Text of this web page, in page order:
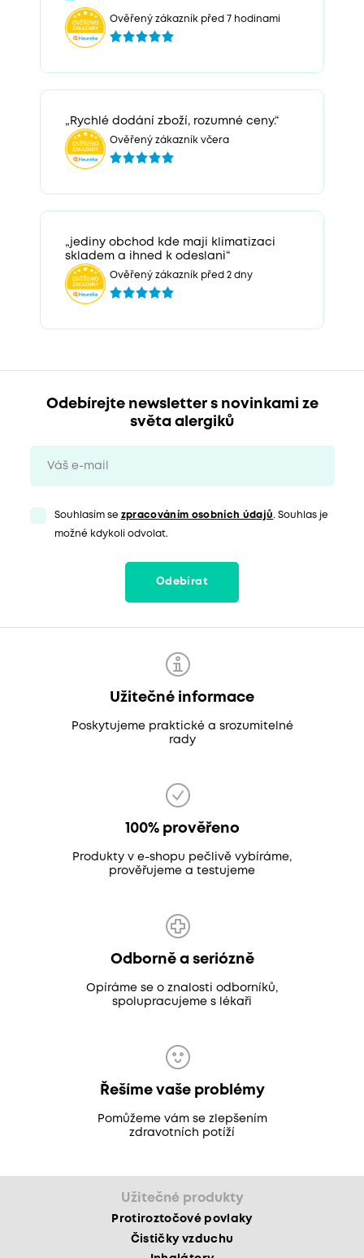
Ověřený zákazník před 7 hodinami
„Rychlé dodání zboží, rozumné ceny.“
Ověřený zákazník včera
„jediny obchod kde maji klimatizaci
skladem a ihned k odeslani“
Ověřený zákazník před 2 dny
Odebírejte newsletter s novinkami ze
světa alergiků
Souhlasím se zpracováním osobních údajů. Souhlas je
možné kdykoli odvolat.
Odebírat
Užitečné informace
Poskytujeme praktické a srozumitelné
rady
100% prověřeno
Produkty v e-shopu pečlivě vybíráme,
prověřujeme a testujeme
Odborně a seriózně
Opíráme se o znalosti odborníků,
spolupracujeme s lékaři
Řešíme vaše problémy
Pomůžeme vám se zlepšením
zdravotních potíží
Užitečné produkty
Protiroztočové povlaky
Čističky vzduchu